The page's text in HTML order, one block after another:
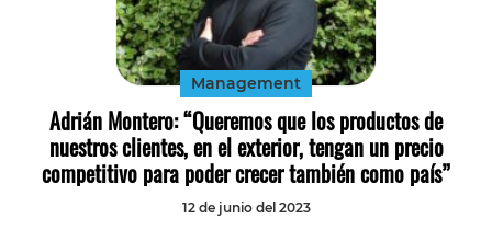
Management
Adrián Montero: “Queremos que los productos de
nuestros clientes, en el exterior, tengan un precio
competitivo para poder crecer también como país”
12 de junio del 2023